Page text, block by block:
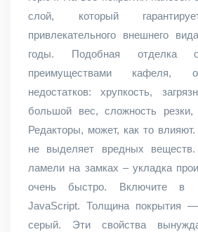
слой, который
привлекательного внешнего
годы. Подобная отделка
преимуществами кафеля,
недостатков: хрупкость,
большой вес, сложность резки,
Редакторы, может, как то
не выделяет вредных
ламели на замках – укладка
очень быстро. Включите в
JavaScript. Толщина
серый. Эти свойства